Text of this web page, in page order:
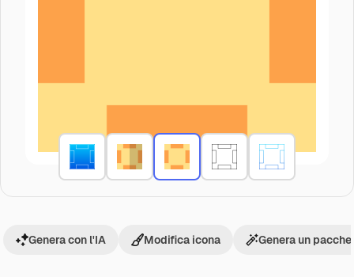
Genera con l'IA Modifica icona Genera un